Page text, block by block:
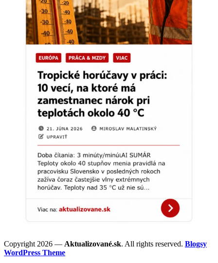
Copyright 2026 — Aktualizované.sk. All rights reserved. Blogsy
WordPress Theme